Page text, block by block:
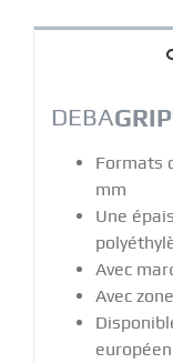
DEBAGRIP
Formats
mm
Une
Avec
Avec